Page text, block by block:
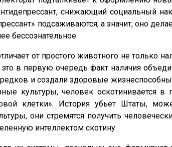
снижающий социальный
подсаживаются, а значит, оно
бессознательное.
от простого животного не только
это в первую очередь факт наличия
и создали здоровые
культуры, человек
клетки». История убьет Штаты,
они стремятся получить
интеллектом скотину.